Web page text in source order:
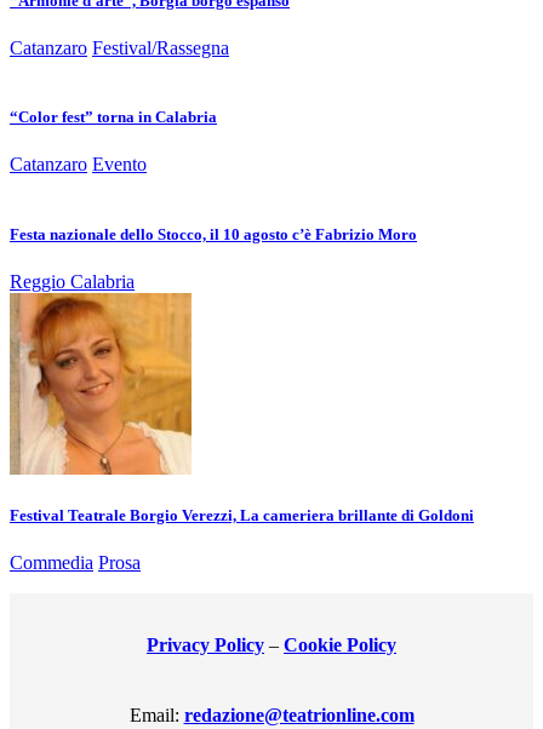
Catanzaro Festival/Rassegna
“Color fest” torna in Calabria
Catanzaro Evento
Festa nazionale dello Stocco, il 10 agosto c’è Fabrizio Moro
Reggio Calabria
Festival Teatrale Borgio Verezzi, La cameriera brillante di Goldoni
Commedia Prosa
Privacy Policy – Cookie Policy
Email: redazione@teatrionline.com